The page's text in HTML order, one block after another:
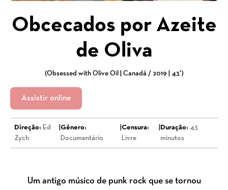
Obcecados por Azeite
de Oliva
(Obsessed with Olive Oil | Canadá / 2019 | 43')
Assistir online
Direção: Ed
Zych
Gênero:
Documentário
Censura:
Livre
Duração: 43
minutos
Um antigo músico de punk rock que se tornou